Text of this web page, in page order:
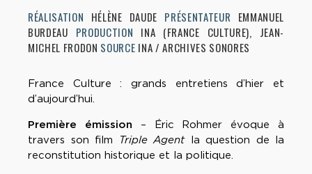
RÉALISATION HÉLÈNE DAUDE PRÉSENTATEUR EMMANUEL
BURDEAU PRODUCTION INA (FRANCE CULTURE), JEAN-
MICHEL FRODON SOURCE INA / ARCHIVES SONORES
France Culture : grands entretiens d’hier et
d’aujourd’hui.
Première émission – Éric Rohmer évoque à
travers son film
Triple Agentla question de la
reconstitution historique et la politique.